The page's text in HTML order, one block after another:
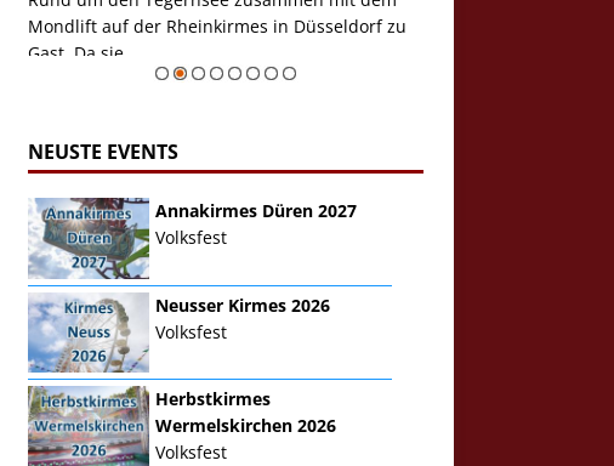
Mondlift auf der Rheinkirmes in Düsseldorf zu
Gast. Da sie ...
NEUSTE EVENTS
Annakirmes Düren 2027
Volksfest
Neusser Kirmes 2026
Volksfest
Herbstkirmes
Wermelskirchen 2026
Volksfest